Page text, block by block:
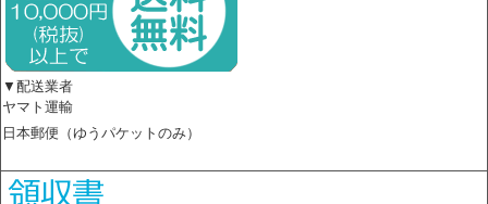
▼配送業者
ヤマト運輸
日本郵便（ゆうパケットのみ）